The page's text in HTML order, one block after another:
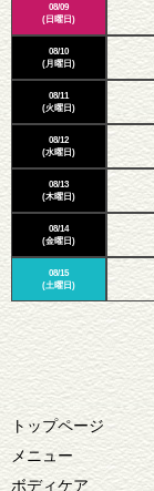
08/09
(日曜日)
08/10
(月曜日)
08/11
(火曜日)
08/12
(水曜日)
08/13
(木曜日)
08/14
(金曜日)
08/15
(土曜日)
トップページ
メニュー
ボディケア